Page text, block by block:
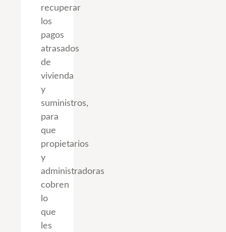
recuperar
los
pagos
atrasados
de
vivienda
y
suministros,
para
que
propietarios
y
administradoras
cobren
lo
que
les